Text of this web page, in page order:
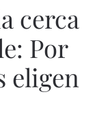
cerca
Por
eligen